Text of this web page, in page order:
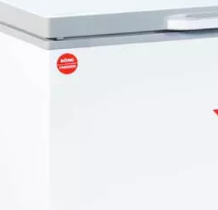
cường lực bền chắc giúp giảm khả
đới thay đổi liên tục như ở Việt Nam